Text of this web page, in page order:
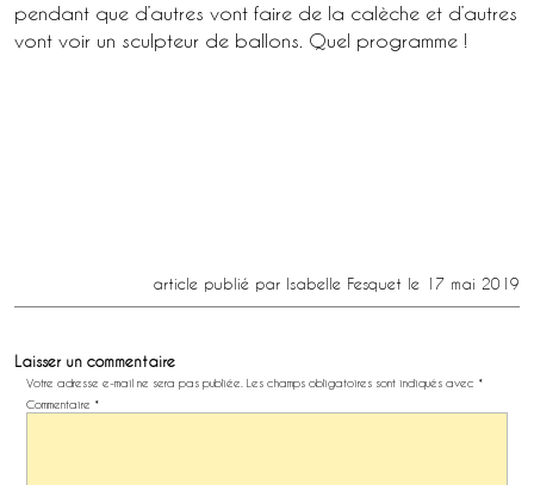
pendant que d’autres vont faire de la calèche et d’autres
vont voir un sculpteur de ballons. Quel programme !
article publié par Isabelle Fesquet le 17 mai 2019
Laisser un commentaire
Votre adresse e-mail ne sera pas publiée. Les champs obligatoires sont indiqués avec *
Commentaire *